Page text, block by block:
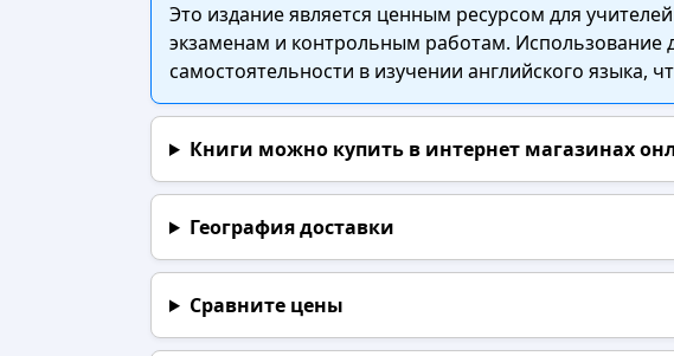
Это издание является ценным ресурсом для
экзаменам и контрольным работам.
самостоятельности в изучении английского
Книги можно купить в интернет магазинах
География доставки
Сравните цены